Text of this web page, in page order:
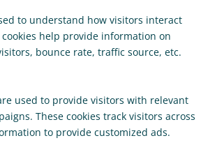
to understand how visitors interact
help provide information on
bounce rate, traffic source, etc.
used to provide visitors with relevant
These cookies track visitors across
to provide customized ads.